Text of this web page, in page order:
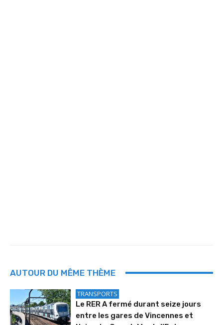
AUTOUR DU MÊME THÈME
TRANSPORTS
Le RER A fermé durant seize jours
entre les gares de Vincennes et